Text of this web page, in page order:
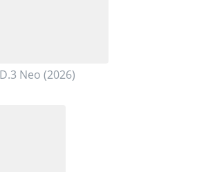
Neo (2026)